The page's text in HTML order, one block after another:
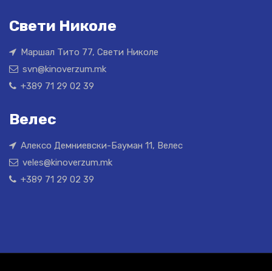
Свети Николе
Маршал Тито 77, Свети Николе
svn@kinoverzum.mk
+389 71 29 02 39
Велес
Алексо Демниевски-Бауман 11, Велес
veles@kinoverzum.mk
+389 71 29 02 39